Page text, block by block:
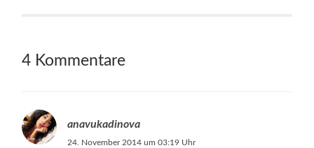
4 Kommentare
anavukadinova
24. November 2014 um 03:19 Uhr